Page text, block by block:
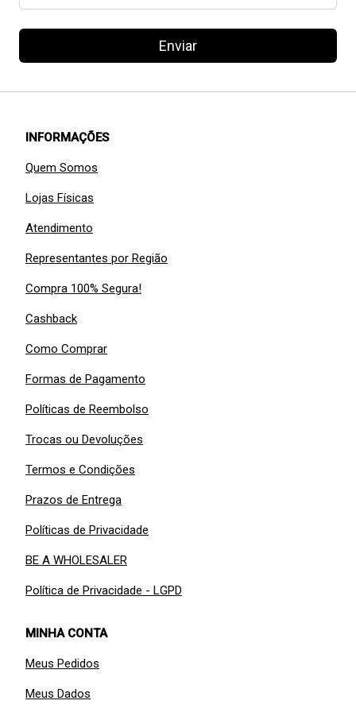
Enviar
INFORMAÇÕES
Quem Somos
Lojas Físicas
Atendimento
Representantes por Região
Compra 100% Segura!
Cashback
Como Comprar
Formas de Pagamento
Políticas de Reembolso
Trocas ou Devoluções
Termos e Condições
Prazos de Entrega
Políticas de Privacidade
BE A WHOLESALER
Política de Privacidade - LGPD
MINHA CONTA
Meus Pedidos
Meus Dados